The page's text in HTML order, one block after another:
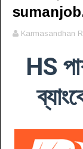
Karmasandhan
HS